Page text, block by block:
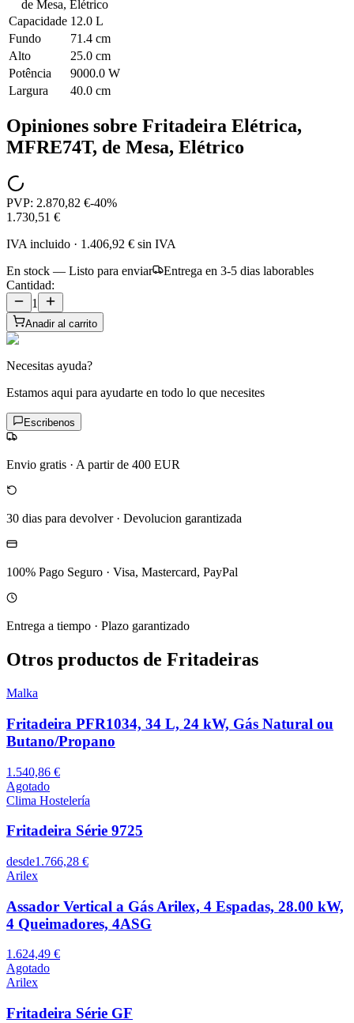
de Mesa, Elétrico
Capacidade 12.0 L
Fundo
71.4 cm
Alto
25.0 cm
Potência
9000.0 W
Largura
40.0 cm
Opiniones sobre Fritadeira Elétrica,
MFRE74T, de Mesa, Elétrico
PVP: 2.870,82 €-40%
1.730,51 €
IVA incluido · 1.406,92 € sin IVA
En stock — Listo para enviar
Entrega en 3-5 dias laborables
Cantidad:
1
Anadir al carrito
Necesitas ayuda?
Estamos aqui para ayudarte en todo lo que necesites
Escribenos
Envio gratis · A partir de 400 EUR
30 dias para devolver· Devolucion garantizada
100% Pago Seguro · Visa, Mastercard, PayPal
Entrega a tiempo · Plazo garantizado
Otros productos de Fritadeiras
Malka
Fritadeira PFR1034, 34 L, 24 kW, Gás Natural ou
Butano/Propano
1.540,86 €
Agotado
Clima Hostelería
Fritadeira Série 9725
desde1.766,28 €
Arilex
Assador Vertical a Gás Arilex, 4 Espadas, 28.00 kW,
4 Queimadores, 4ASG
1.624,49 €
Agotado
Arilex
Fritadeira Série GF